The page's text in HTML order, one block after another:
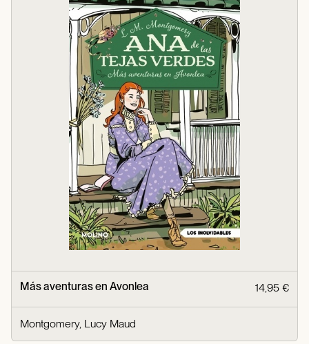
Más aventuras en Avonlea 14,95 €
Montgomery, Lucy Maud